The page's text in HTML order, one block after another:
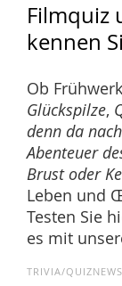
Filmquiz
kennen
Ob
Glückspilze,
denn da
Abenteuer
Brust oder
Leben und
Testen Sie
es mit
TRIVIA/QUIZNEWS